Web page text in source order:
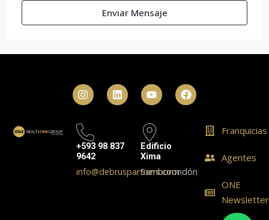
Enviar Mensaje
+593 98 837
9642
info@debruspartners.com
Edificio
Xima
Samborondón
Franquicias
Agentes
ONE
Newsletter